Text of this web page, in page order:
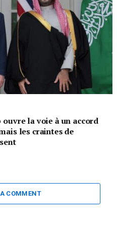
la voie à un accord
les craintes de
COMMENT